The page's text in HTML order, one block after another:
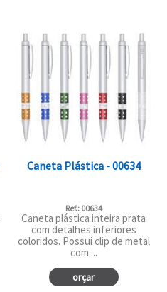
Caneta Plástica - 00634
Ref.: 00634
Caneta plástica inteira prata
com detalhes inferiores
coloridos. Possui clip de metal
com ...
orçar